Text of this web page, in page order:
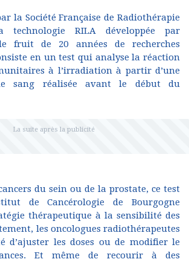
la Société Française de Radiothérapie
technologie RILA développée par
fruit de 20 années de recherches
en un test qui analyse la réaction
à l’irradiation à partir d’une
sang réalisée avant le début du
du sein ou de la prostate, ce test
de Cancérologie de Bourgogne
thérapeutique à la sensibilité des
les oncologues radiothérapeutes
d’ajuster les doses ou de modifier le
Et même de recourir à des